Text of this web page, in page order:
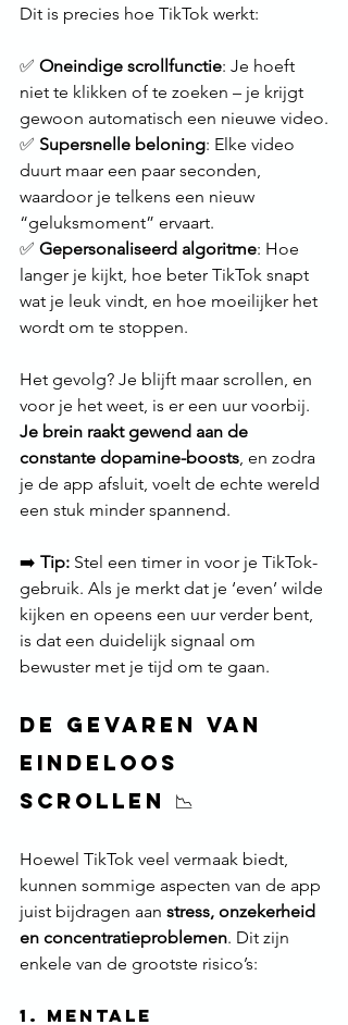
Dit is precies hoe TikTok werkt:
✅ Oneindige scrollfunctie: Je hoeft
niet te klikken of te zoeken – je krijgt
gewoon automatisch een nieuwe video.
✅ Supersnelle beloning: Elke video
duurt maar een paar seconden,
waardoor je telkens een nieuw
“geluksmoment” ervaart.
✅ Gepersonaliseerd algoritme: Hoe
langer je kijkt, hoe beter TikTok snapt
wat je leuk vindt, en hoe moeilijker het
wordt om te stoppen.
Het gevolg? Je blijft maar scrollen, en
voor je het weet, is er een uur voorbij.
Je brein raakt gewend aan de
constante dopamine-boosts , en zodra
je de app afsluit, voelt de echte wereld
een stuk minder spannend.
➡️ Tip: Stel een timer in voor je TikTok-
gebruik. Als je merkt dat je ‘even’ wilde
kijken en opeens een uur verder bent,
is dat een duidelijk signaal om
bewuster met je tijd om te gaan.
De gevaren van
eindeloos
scrollen 📉
Hoewel TikTok veel vermaak biedt,
kunnen sommige aspecten van de app
juist bijdragen aan stress, onzekerheid
en concentratieproblemen. Dit zijn
enkele van de grootste risico’s:
1. Mentale